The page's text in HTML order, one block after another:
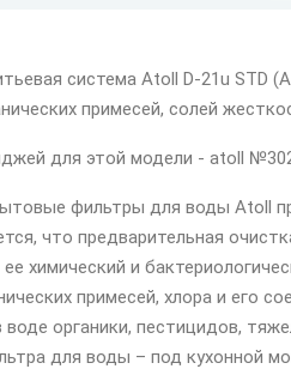
система Atoll D-21u STD
примесей, солей
для этой модели - atoll
фильтры для воды Atoll
что предварительная
химический и
примесей, хлора и его
воде органики, пестицидов,
для воды – под кухонной